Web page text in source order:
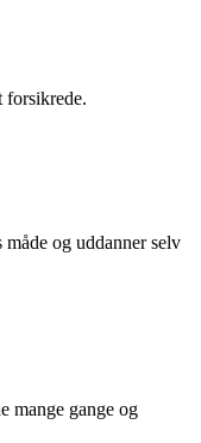
forsikrede.
og uddanner selv
mange gange og